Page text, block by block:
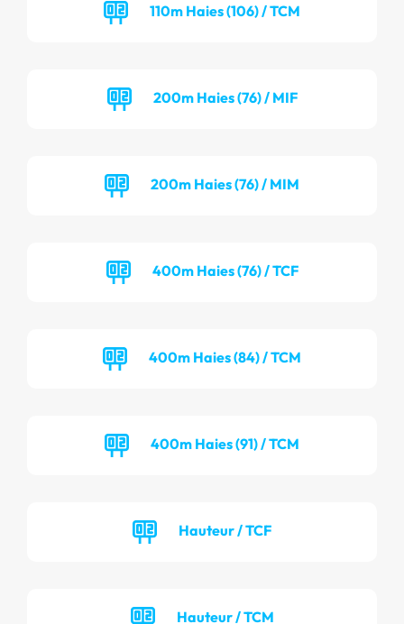
110m Haies (106) / TCM
200m Haies (76) / MIF
200m Haies (76) / MIM
400m Haies (76) / TCF
400m Haies (84) / TCM
400m Haies (91) / TCM
Hauteur / TCF
Hauteur / TCM